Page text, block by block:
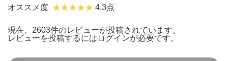
オススメ度 4.3点
現在、2603件のレビューが投稿されています。
レビューを投稿するには ログインが必要です。